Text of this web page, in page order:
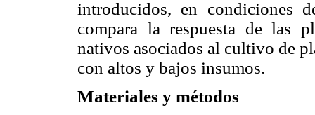
introducidos, en condiciones
compara la respuesta de las
nativos asociados al cultivo de
con altos y bajos insumos.
Materiales y métodos